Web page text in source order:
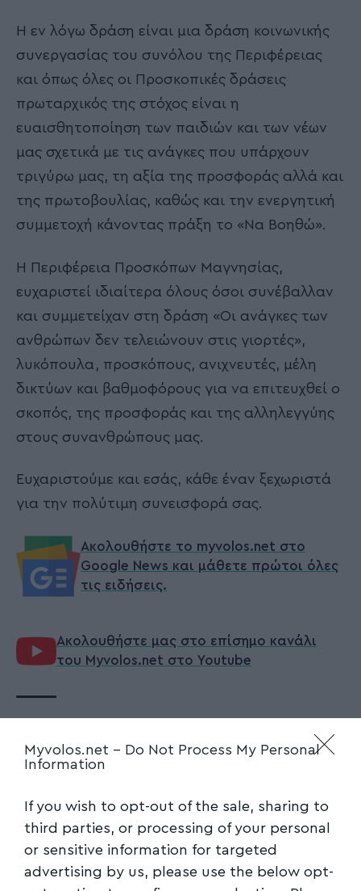
Myvolos.net - Do Not Process My Personal
Information
If you wish to opt-out of the sale, sharing to
third parties, or processing of your personal
or sensitive information for targeted
advertising by us, please use the below opt-
Η εν λόγω δράση είναι μια δράση κοινωνικής
συνεργασίας του συνόλου της Περιφέρειας
και όπως όλες οι Προσκοπικές δράσεις
πρωταρχικός της στόχος είναι η
ευαισθητοποίηση των παιδιών και των νέων
μας σχετικά με τις ανάγκες που υπάρχουν
τριγύρω μας, τη αξία της προσφοράς αλλά και
της πρωτοβουλίας, καθώς και την ενεργητική
συμμετοχή κάνοντας πράξη το «Να Βοηθώ».
Η Περιφέρεια Προσκόπων Μαγνησίας,
ευχαριστεί ιδιαίτερα όλους όσοι συνέβαλλαν
και συμμετείχαν στη δράση «Οι ανάγκες των
ανθρώπων δεν τελειώνουν στις γιορτές»,
λυκόπουλα, προσκόπους, ανιχνευτές, μέλη
δικτύων και βαθμοφόρους για να επιτευχθεί ο
σκοπός, της προσφοράς και της αλληλεγγύης
στους συνανθρώπους μας.
Ευχαριστούμε και εσάς, κάθε έναν ξεχωριστά
για την πολύτιμη συνεισφορά σας.
Ακολουθήστε το myvolos.net στο
Google News και μάθετε πρώτοι όλες
τις ειδήσεις.
Ακολουθήστε μας στο επίσημο κανάλι
του Myvolos.net στο Youtube